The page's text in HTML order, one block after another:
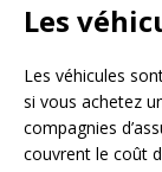
Les
Les véhicules
si vous achetez
compagnies
couvrent le coût